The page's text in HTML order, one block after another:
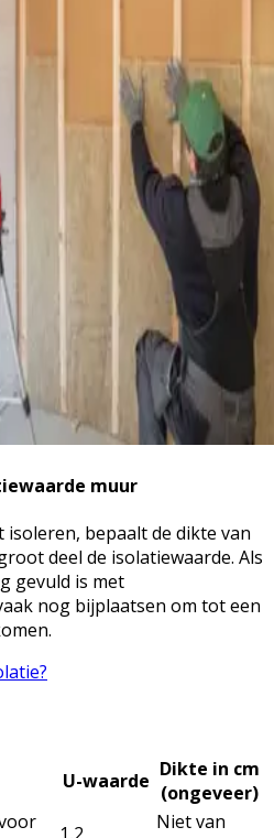
muur
bepaalt de dikte van
deel de isolatiewaarde. Als
gevuld is met
nog bijplaatsen om tot een
U-waarde Dikte in cm
(ongeveer)
Niet van